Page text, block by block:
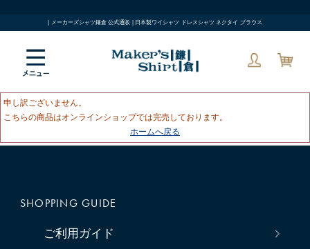
| メーカーズシャツ鎌倉 公式通販 | 日本製ワイシャツ ドレスシャツ ネクタイ ブラウス
申し訳ございません。
こちらの商品はオンラインショップでは完売しております。
ホームへ戻る
SHOPPING GUIDE
ご利用ガイド